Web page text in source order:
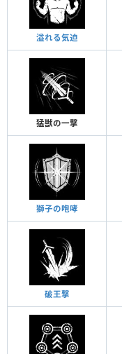
溢れる気迫
猛獣の一撃
獅子の咆哮
破王撃